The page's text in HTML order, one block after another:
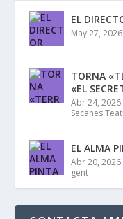
EL
May 27, 2026
TORNA
«EL
Abr 24, 2026
Secanes
EL ALMA
Abr 20, 2026
gent